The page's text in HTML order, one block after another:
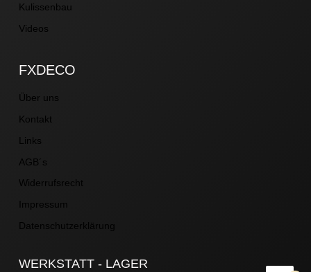
Kulissenbau
Videos
FXDECO
Über uns
Kontakt
Links
AGB´s
Widerrufsrecht
Impressum
Datenschutzerklärung
WERKSTATT - LAGER